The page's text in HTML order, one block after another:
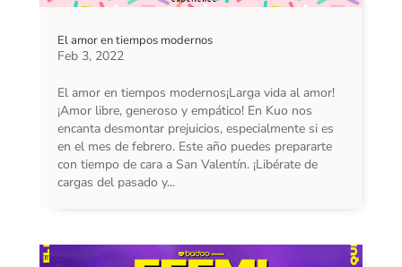
El amor en tiempos modernos
Feb 3, 2022
El amor en tiempos modernos¡Larga vida al amor!
¡Amor libre, generoso y empático! En Kuo nos
encanta desmontar prejuicios, especialmente si es
en el mes de febrero. Este año puedes prepararte
con tiempo de cara a San Valentín. ¡Libérate de
cargas del pasado y...